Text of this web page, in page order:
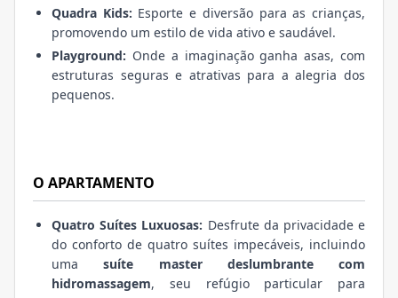
Quadra Kids: Esporte e diversão para as crianças,
promovendo um estilo de vida ativo e saudável.
Playground: Onde a imaginação ganha asas, com
estruturas seguras e atrativas para a alegria dos
pequenos.
O APARTAMENTO
Quatro Suítes Luxuosas: Desfrute da privacidade e
do conforto de quatro suítes impecáveis, incluindo
umasuíte master deslumbrante com
hidromassagem, seu refúgio particular para